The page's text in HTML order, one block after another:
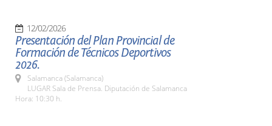
12/02/2026
Presentación del Plan Provincial de
Formación de Técnicos Deportivos
2026.
Salamanca (Salamanca)
LUGAR Sala de Prensa. Diputación de Salamanca
Hora: 10:30 h.